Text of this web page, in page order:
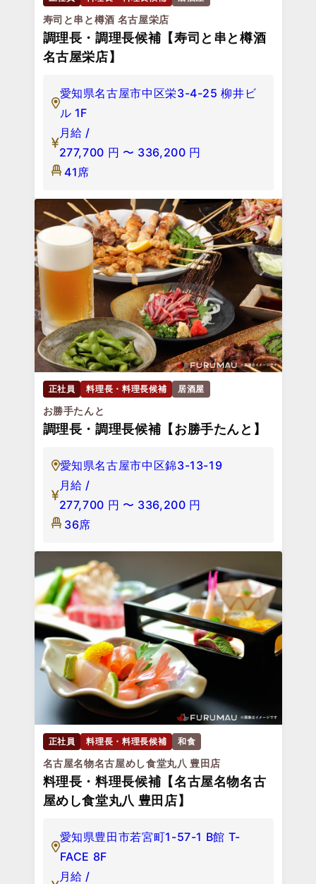
寿司と串と樽酒 名古屋栄店
調理長・調理長候補【寿司と串と樽酒
名古屋栄店】
愛知県名古屋市中区栄3-4-25 柳井ビ
ル 1F
月給 /
277,700 円 〜 336,200 円
41席
正社員 料理長・料理長候補 居酒屋
お勝手たんと
調理長・調理長候補【お勝手たんと】
愛知県名古屋市中区錦3-13-19
月給 /
277,700 円 〜 336,200 円
36席
正社員 料理長・料理長候補 和食
名古屋名物名古屋めし食堂丸八 豊田店
料理長・料理長候補【名古屋名物名古
屋めし食堂丸八 豊田店】
愛知県豊田市若宮町1-57-1 B館 T-
FACE 8F
月給 /